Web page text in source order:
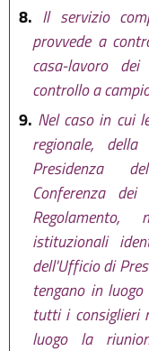
8. Il servizio
provvede a
casa-lavoro
controllo a
9. Nel caso in cui
regionale,
Presidenza
Conferenza
istituzionali
dell'Ufficio di
tengano in
tutti i consiglieri
luogo la